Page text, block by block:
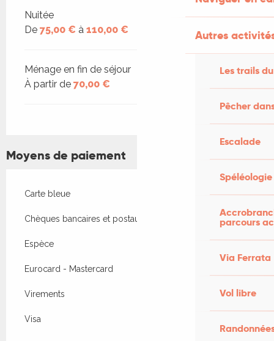
Autres
Les trails
Pêcher
Escalade
Spéléologie
parcours
Via Ferrata
Vol libre
Tarifs 2026
Nuitée
De 75,00 € à 110,00 €
Ménage en fin de séjour
À partir de 70,00 €
Moyens de paiement
Carte bleue
Chèques bancaires et postaux
Espèce
Eurocard - Mastercard
Virements
Visa